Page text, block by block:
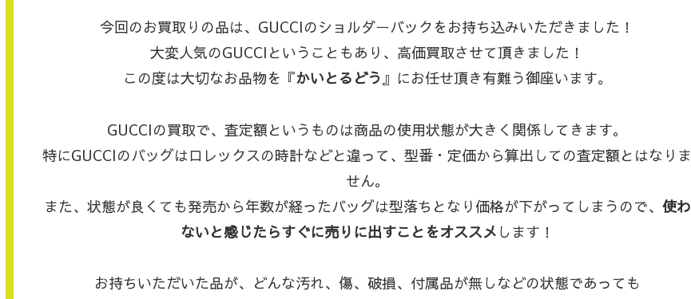
今回のお買取りの品は、GUCCIのショルダーバックをお持ち込みいただきました！
大変人気のGUCCIということもあり、高価買取させて頂きました！
この度は大切なお品物を『かいとるどう』にお任せ頂き有難う御座います。
GUCCIの買取で、査定額というものは商品の使用状態が大きく関係してきます。
特にGUCCIのバッグはロレックスの時計などと違って、型番・定価から算出しての査定額とはなりま
せん。
また、状態が良くても発売から年数が経ったバッグは型落ちとなり価格が下がってしまうので、 使わ
ないと感じたらすぐに売りに出すことをオススメ します！
お持ちいただいた品が、どんな汚れ、傷、破損、付属品が無しなどの状態であっても